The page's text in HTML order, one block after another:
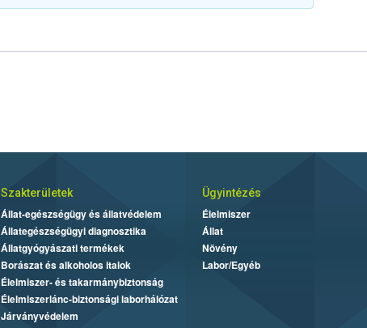
Szakterületek
Állat-egészségügy és állatvédelem
Állategészségügyi diagnosztika
Állatgyógyászati termékek
Borászat és alkoholos italok
Élelmiszer- és takarmánybiztonság
Élelmiszerlánc-biztonsági laborhálózat
Járványvédelem
Ügyintézés
Élelmiszer
Állat
Növény
Labor/Egyéb